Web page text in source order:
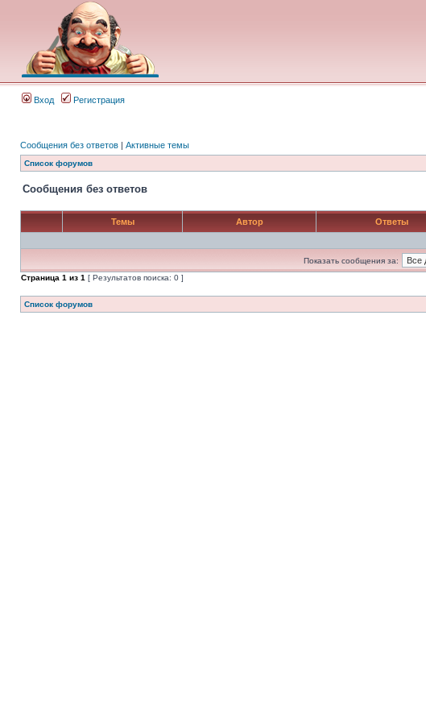
Вход Регистрация
Сообщения без ответов | Активные темы
Список форумов
Сообщения без ответов
Темы Автор Ответы
Показать сообщения за:
Страница 1 из 1 [ Результатов поиска: 0 ]
Список форумов